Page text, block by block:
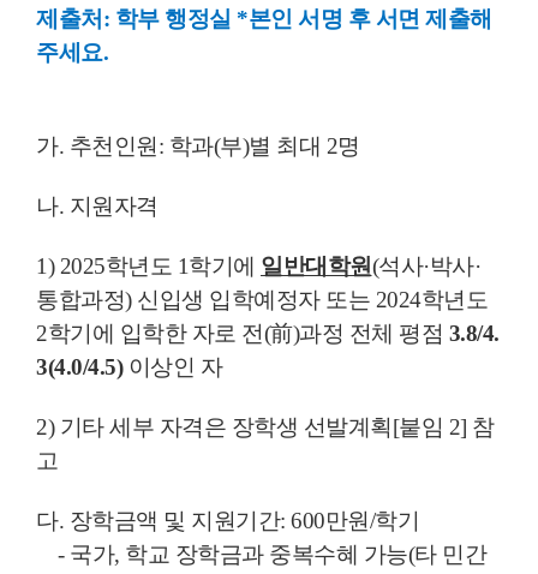
제출처: 학부 행정실 *본인 서명 후 서면 제출해
주세요.
가. 추천인원: 학과(부)별 최대 2명
나. 지원자격
1) 2025학년도 1학기에 일반대학원(석사·박사·
통합과정) 신입생 입학예정자 또는 2024학년도
2학기에 입학한 자로 전(前)과정 전체 평점 3.8/4.
3(4.0/4.5)이상인 자
2) 기타 세부 자격은 장학생 선발계획[붙임 2] 참
고
다. 장학금액 및 지원기간: 600만원/학기
- 국가, 학교 장학금과 중복수혜 가능(타 민간